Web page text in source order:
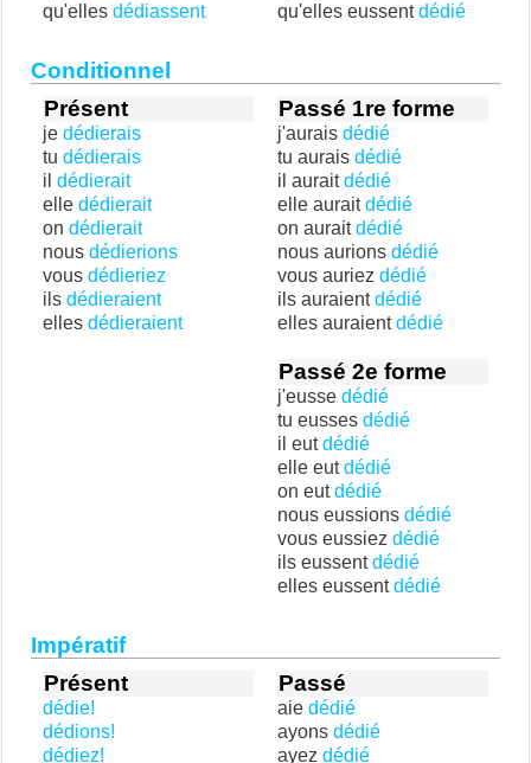
qu'elles dédiassent
qu'elles eussentdédié
Conditionnel
Présent
je dédierais
tu dédierais
il dédierait
elle dédierait
on dédierait
nous dédierions
vous dédieriez
ils dédieraient
elles dédieraient
Passé 1re forme
j'aurais dédié
tu aurais dédié
il auraitdédié
elle auraitdédié
on auraitdédié
nous aurions dédié
vous auriez dédié
ils auraientdédié
elles auraientdédié
Passé 2e forme
j'eusse dédié
tu eusses dédié
il eutdédié
elle eutdédié
on eutdédié
nous eussions dédié
vous eussiez dédié
ils eussentdédié
elles eussentdédié
Impératif
Présent
dédie!
dédions!
dédiez!
Passé
aie dédié
ayons dédié
ayez dédié